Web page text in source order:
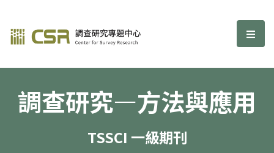
調查研究—方法與應用期刊 選
調查研究—方法與應用
TSSCI 一級期刊